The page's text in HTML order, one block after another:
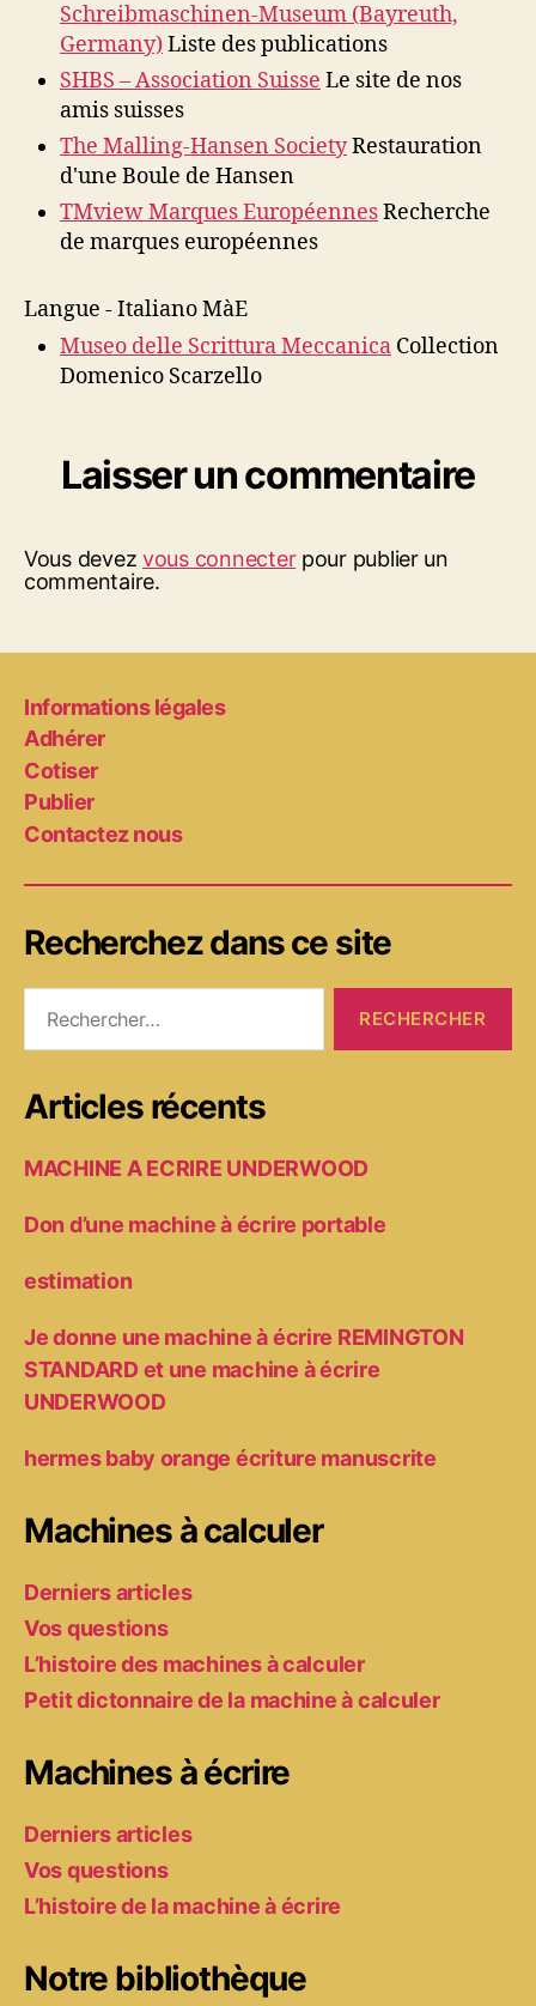
Schreibmaschinen-Museum (Bayreuth,
Germany)Liste des publications
SHBS – Association Suisse Le site de nos
amis suisses
The Malling-Hansen SocietyRestauration
d'une Boule de Hansen
TMview Marques EuropéennesRecherche
de marques européennes
Langue - Italiano MàE
Museo delle Scrittura Meccanica Collection
Domenico Scarzello
Laisser un commentaire
Vous devezvous connecterpour publier un
commentaire.
Informations légales
Adhérer
Cotiser
Publier
Contactez nous
Recherchez dans ce site
Articles récents
MACHINE A ECRIRE UNDERWOOD
Don d’une machine à écrire portable
estimation
Je donne une machine à écrire REMINGTON
STANDARD et une machine à écrire
UNDERWOOD
hermes baby orange écriture manuscrite
Machines à calculer
Derniers articles
Vos questions
L’histoire des machines à calculer
Petit dictonnaire de la machine à calculer
Machines à écrire
Derniers articles
Vos questions
L’histoire de la machine à écrire
Notre bibliothèque